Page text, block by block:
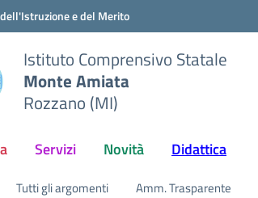
e del Merito
Istituto Comprensivo Statale
Monte Amiata
Rozzano (MI)
Servizi Novità Didattica
Tutti gli argomenti Amm. Trasparente